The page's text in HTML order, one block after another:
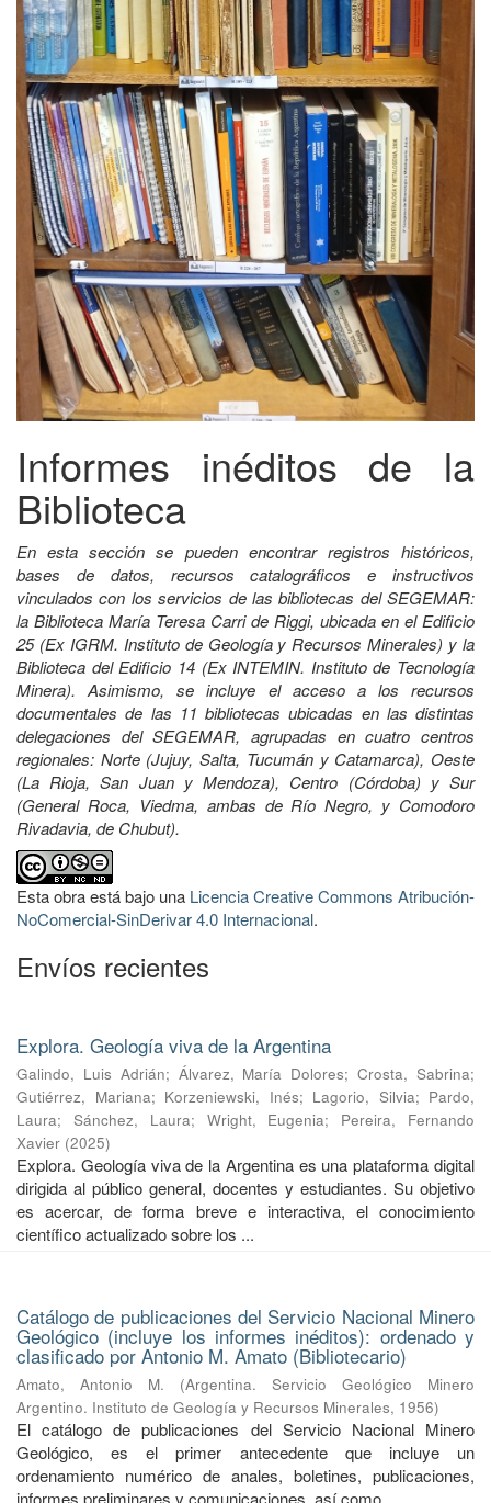
Informes inéditos de la
Biblioteca
En esta sección se pueden encontrar registros históricos,
bases de datos, recursos catalográficos e instructivos
vinculados con los servicios de las bibliotecas del SEGEMAR:
la Biblioteca María Teresa Carri de Riggi, ubicada en el Edificio
25 (Ex IGRM. Instituto de Geología y Recursos Minerales) y la
Biblioteca del Edificio 14 (Ex INTEMIN. Instituto de Tecnología
Minera). Asimismo, se incluye el acceso a los recursos
documentales de las 11 bibliotecas ubicadas en las distintas
delegaciones del SEGEMAR, agrupadas en cuatro centros
regionales: Norte (Jujuy, Salta, Tucumán y Catamarca), Oeste
(La Rioja, San Juan y Mendoza), Centro (Córdoba) y Sur
(General Roca, Viedma, ambas de Río Negro, y Comodoro
Rivadavia, de Chubut).
Esta obra está bajo una Licencia Creative Commons Atribución-
NoComercial-SinDerivar 4.0 Internacional.
Envíos recientes
Explora. Geología viva de la Argentina
Galindo, Luis Adrián; Álvarez, María Dolores;Crosta, Sabrina;
Gutiérrez, Mariana; Korzeniewski, Inés; Lagorio, Silvia; Pardo,
Laura; Sánchez, Laura; Wright, Eugenia; Pereira, Fernando
Xavier (2025)
Explora. Geología viva de la Argentina es una plataforma digital
dirigida al público general, docentes y estudiantes. Su objetivo
es acercar, de forma breve e interactiva, el conocimiento
científico actualizado sobre los ...
Catálogo de publicaciones del Servicio Nacional Minero
Geológico (incluye los informes inéditos): ordenado y
clasificado por Antonio M. Amato (Bibliotecario)
Amato, Antonio M. (Argentina. Servicio Geológico Minero
Argentino. Instituto de Geología y Recursos Minerales, 1956)
El catálogo de publicaciones del Servicio Nacional Minero
Geológico, es el primer antecedente que incluye un
ordenamiento numérico de anales, boletines, publicaciones,
informes preliminares y comunicaciones, así como ...